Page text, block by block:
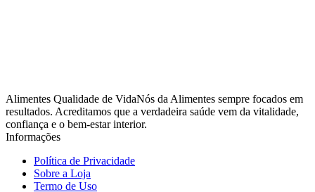
Alimentes Qualidade de VidaNós da Alimentes sempre focados em
resultados. Acreditamos que a verdadeira saúde vem da vitalidade,
confiança e o bem-estar interior.
Informações
Política de Privacidade
Sobre a Loja
Termo de Uso